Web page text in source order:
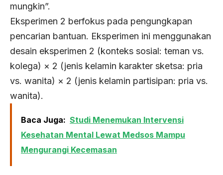
mungkin”.
Eksperimen 2 berfokus pada pengungkapan
pencarian bantuan. Eksperimen ini menggunakan
desain eksperimen 2 (konteks sosial: teman vs.
kolega) × 2 (jenis kelamin karakter sketsa: pria
vs. wanita) × 2 (jenis kelamin partisipan: pria vs.
wanita).
Baca Juga: Studi Menemukan Intervensi
Kesehatan Mental Lewat Medsos Mampu
Mengurangi Kecemasan